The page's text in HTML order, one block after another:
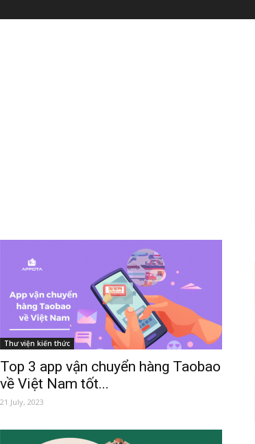
Thư viện kiến thức
Top 3 app vận chuyển hàng Taobao
về Việt Nam tốt...
21 July, 2023